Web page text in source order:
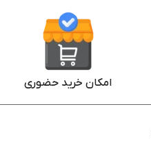
امکان خرید حضوری